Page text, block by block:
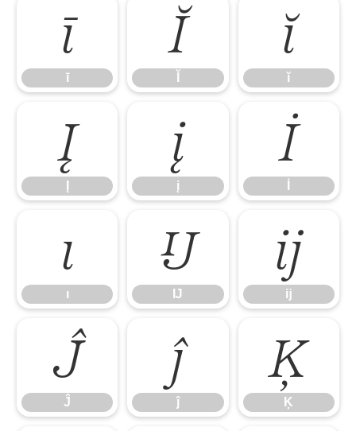
ī
ī
Ĭ ĭ
ĭ
Į į
į
İ
ı
ı
Ĳ
Ĳ
ĳ
ĳ
Ĵ
Ĵ
ĵ
ĵ
Ķ
Ķ